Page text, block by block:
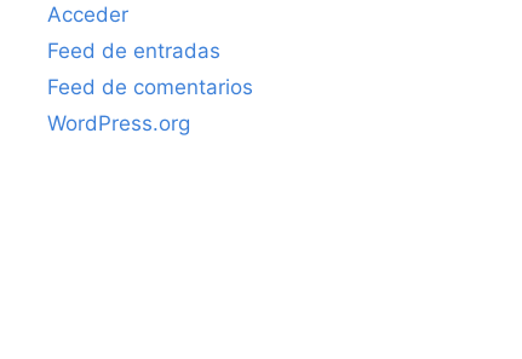
Acceder
Feed de entradas
Feed de comentarios
WordPress.org